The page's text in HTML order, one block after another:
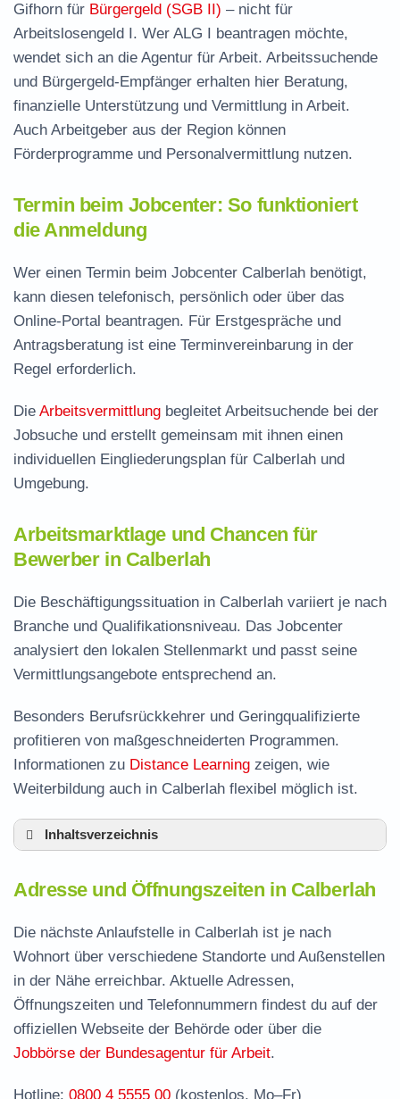
Gifhorn für Bürgergeld (SGB II) – nicht für
Arbeitslosengeld I. Wer ALG I beantragen möchte,
wendet sich an die Agentur für Arbeit. Arbeitssuchende
und Bürgergeld-Empfänger erhalten hier Beratung,
finanzielle Unterstützung und Vermittlung in Arbeit.
Auch Arbeitgeber aus der Region können
Förderprogramme und Personalvermittlung nutzen.
Termin beim Jobcenter: So funktioniert
die Anmeldung
Wer einen Termin beim Jobcenter Calberlah benötigt,
kann diesen telefonisch, persönlich oder über das
Online-Portal beantragen. Für Erstgespräche und
Antragsberatung ist eine Terminvereinbarung in der
Regel erforderlich.
Die Arbeitsvermittlung begleitet Arbeitsuchende bei der
Jobsuche und erstellt gemeinsam mit ihnen einen
individuellen Eingliederungsplan für Calberlah und
Umgebung.
Arbeitsmarktlage und Chancen für
Bewerber in Calberlah
Die Beschäftigungssituation in Calberlah variiert je nach
Branche und Qualifikationsniveau. Das Jobcenter
analysiert den lokalen Stellenmarkt und passt seine
Vermittlungsangebote entsprechend an.
Besonders Berufsrückkehrer und Geringqualifizierte
profitieren von maßgeschneiderten Programmen.
Informationen zu Distance Learning zeigen, wie
Weiterbildung auch in Calberlah flexibel möglich ist.
Inhaltsverzeichnis
Leistungen der Arbeitsvermittlung in Calberlah
Termin vereinbaren und Bürgergeld beantragen
Jobcenter Gifhorn – zuständige Stelle
Häufige Fragen rund ums Jobcenter
Adresse und Öffnungszeiten in Calberlah
Die nächste Anlaufstelle in Calberlah ist je nach
Wohnort über verschiedene Standorte und Außenstellen
in der Nähe erreichbar. Aktuelle Adressen,
Öffnungszeiten und Telefonnummern findest du auf der
offiziellen Webseite der Behörde oder über die
Jobbörse der Bundesagentur für Arbeit.
Hotline: 0800 4 5555 00 (kostenlos, Mo–Fr)